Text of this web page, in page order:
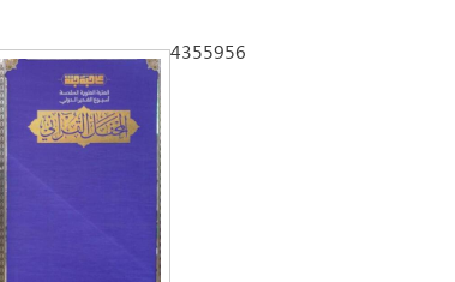
4355956